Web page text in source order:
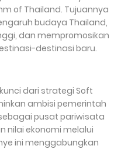
of Thailand. Tujuannya
budaya Thailand,
dan mempromosikan
destinasi baru.
dari strategi Soft
ambisi pemerintah
pusat pariwisata
nilai ekonomi melalui
ini menggabungkan